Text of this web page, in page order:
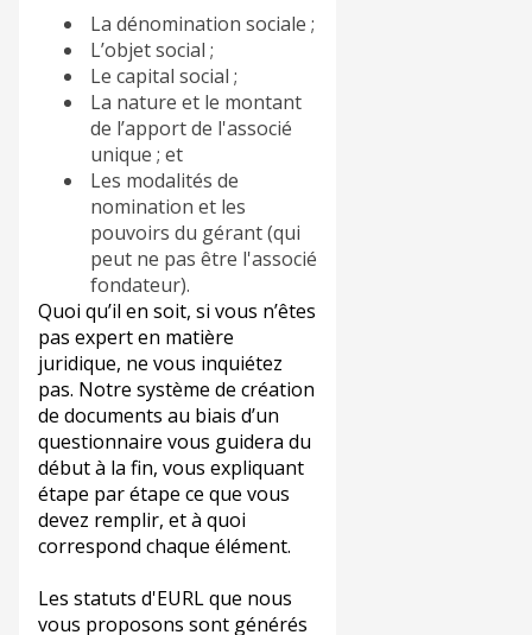
La dénomination sociale ;
L’objet social ;
Le capital social ;
La nature et le montant
de l’apport de l'associé
unique ; et
Les modalités de
nomination et les
pouvoirs du gérant (qui
peut ne pas être l'associé
fondateur).
Quoi qu’il en soit, si vous n’êtes
pas expert en matière
juridique, ne vous inquiétez
pas. Notre système de création
de documents au biais d’un
questionnaire vous guidera du
début à la fin, vous expliquant
étape par étape ce que vous
devez remplir, et à quoi
correspond chaque élément.
Les statuts d'EURL que nous
vous proposons sont générés